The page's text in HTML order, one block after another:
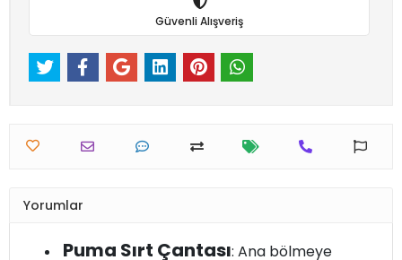
Güvenli Alışveriş
Yorumlar
Puma Sırt Çantası: Ana bölmeye